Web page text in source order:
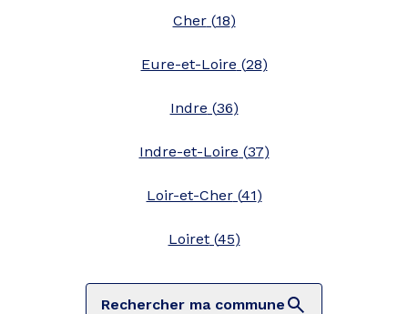
Cher(18)
Eure-et-Loire (28)
Indre (36)
Indre-et-Loire (37)
Loir-et-Cher(41)
Loiret(45)
Rechercher ma commune